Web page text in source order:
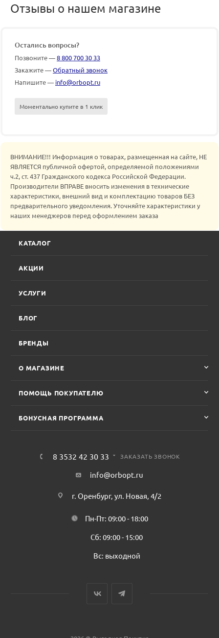
Отзывы о нашем магазине
Остались вопросы?
Позвоните —8 800 700 30 33
Закажите —Обратный звонок
Напишите — info@orbopt.ru
Моментально купите в 1 клик
ВНИМАНИЕ!!! Информация о товарах, размещенная на сайте, НЕ
ЯВЛЯЕТСЯ публичной офертой, определяемой положениями
ч.2, ст. 437 Гражданского кодекса Российской Федерации.
Производители ВПРАВЕ вносить изменения в технические
характеристики, внешний вид и комплектацию товаров БЕЗ
предварительного уведомления. Уточняйте характеристики у
наших менеджеров перед оформлением заказа
КАТАЛОГ
АКЦИИ
УСЛУГИ
БЛОГ
БРЕНДЫ
О МАГАЗИНЕ
ПОМОЩЬ ПОКУПАТЕЛЮ
БОНУСНАЯ ПРОГРАММА
8 3532 42 30 33 ЗАКАЗАТЬ ЗВОНОК
info@orbopt.ru
г. Оренбург, ул. Новая, 4/2
Пн-Пт: 09:00 - 18:00
Сб: 09:00 - 15:00
Вс: выходной